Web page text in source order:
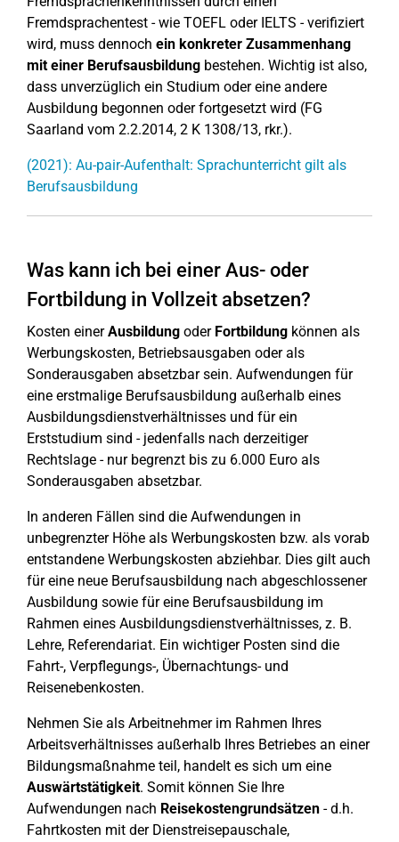
Fremdsprachentest - wie TOEFL oder IELTS - verifiziert
wird, muss dennoch ein konkreter Zusammenhang
mit einer Berufsausbildung bestehen. Wichtig ist also,
dass unverzüglich ein Studium oder eine andere
Ausbildung begonnen oder fortgesetzt wird (FG
Saarland vom 2.2.2014, 2 K 1308/13, rkr.).
(2021): Au-pair-Aufenthalt: Sprachunterricht gilt als
Berufsausbildung
Was kann ich bei einer Aus- oder
Fortbildung in Vollzeit absetzen?
Kosten einerAusbildung oder Fortbildung können als
Werbungskosten, Betriebsausgaben oder als
Sonderausgaben absetzbar sein. Aufwendungen für
eine erstmalige Berufsausbildung außerhalb eines
Ausbildungsdienstverhältnisses und für ein
Erststudium sind - jedenfalls nach derzeitiger
Rechtslage - nur begrenzt bis zu 6.000 Euro als
Sonderausgaben absetzbar.
In anderen Fällen sind die Aufwendungen in
unbegrenzter Höhe als Werbungskosten bzw. als vorab
entstandene Werbungskosten abziehbar. Dies gilt auch
für eine neue Berufsausbildung nach abgeschlossener
Ausbildung sowie für eine Berufsausbildung im
Rahmen eines Ausbildungsdienstverhältnisses, z. B.
Lehre, Referendariat. Ein wichtiger Posten sind die
Fahrt-, Verpflegungs-, Übernachtungs- und
Reisenebenkosten.
Nehmen Sie als Arbeitnehmer im Rahmen Ihres
Arbeitsverhältnisses außerhalb Ihres Betriebes an einer
Bildungsmaßnahme teil, handelt es sich um eine
Auswärtstätigkeit. Somit können Sie Ihre
Aufwendungen nach Reisekostengrundsätzen - d.h.
Fahrtkosten mit der Dienstreisepauschale,